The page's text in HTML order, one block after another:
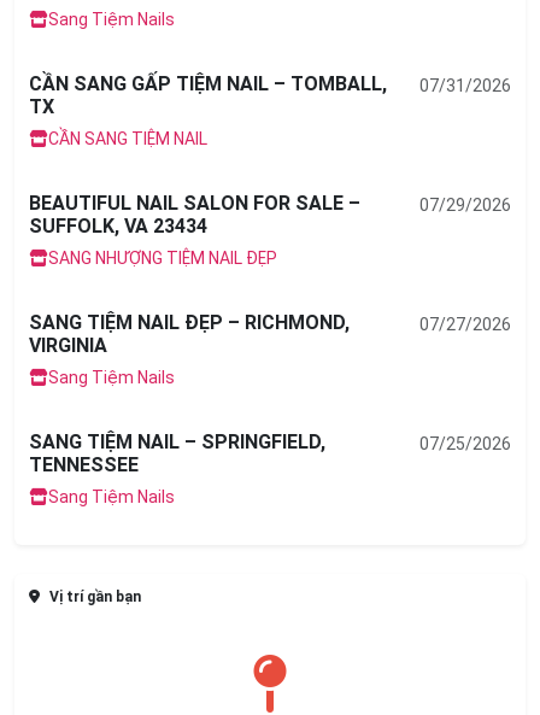
Sang Tiệm Nails
CẦN SANG GẤP TIỆM NAIL – TOMBALL,
TX
CẦN SANG TIỆM NAIL
07/31/2026
BEAUTIFUL NAIL SALON FOR SALE –
SUFFOLK, VA 23434
SANG NHƯỢNG TIỆM NAIL ĐẸP
07/29/2026
SANG TIỆM NAIL ĐẸP – RICHMOND,
VIRGINIA
Sang Tiệm Nails
07/27/2026
SANG TIỆM NAIL – SPRINGFIELD,
TENNESSEE
Sang Tiệm Nails
07/25/2026
Vị trí gần bạn